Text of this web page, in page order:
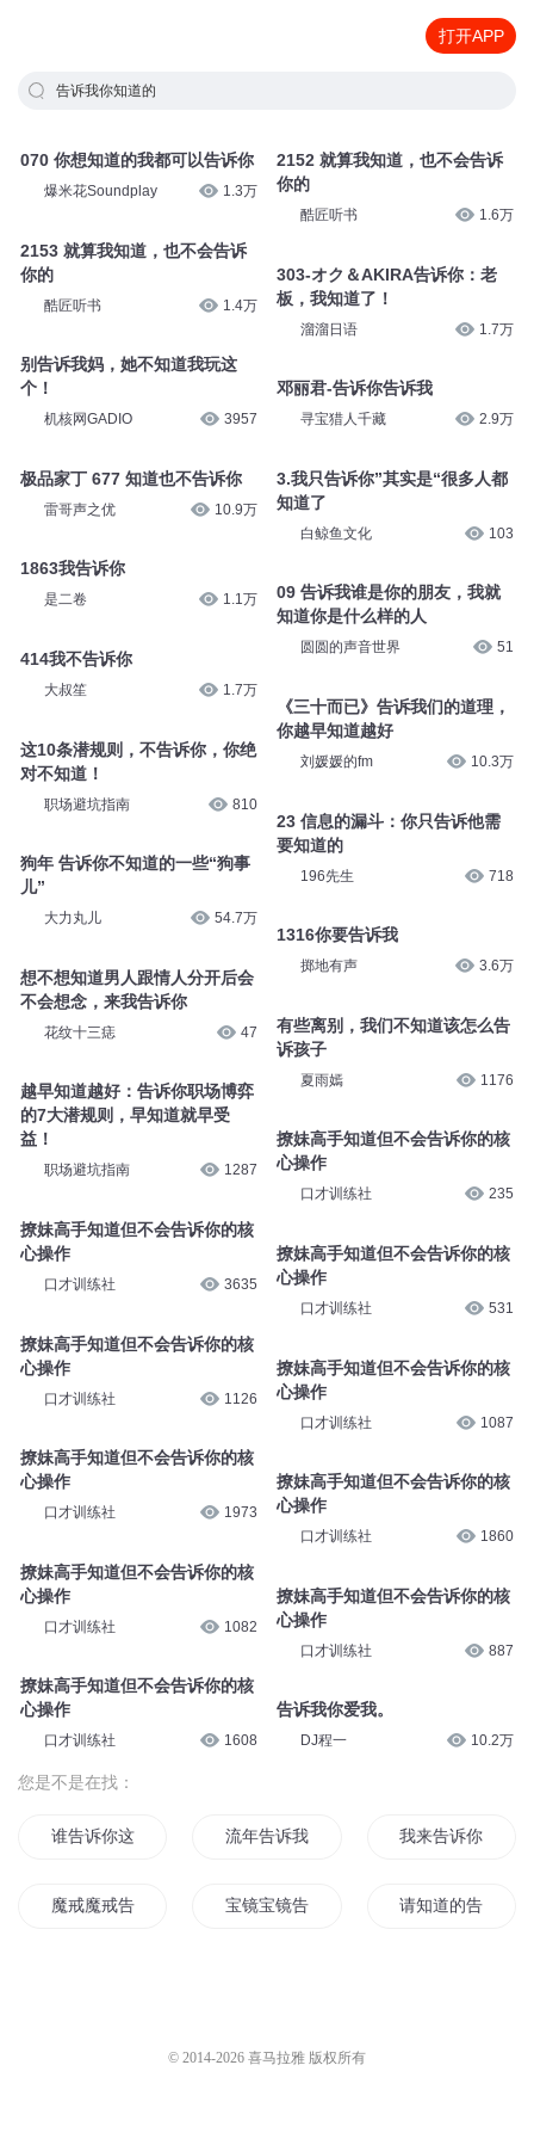
打开APP
告诉我你知道的
070 你想知道的我都可以告诉你
爆米花Soundplay 1.3万
2153 就算我知道，也不会告诉
你的
酷匠听书 1.4万
别告诉我妈，她不知道我玩这
个！
机核网GADIO 3957
极品家丁 677 知道也不告诉你
雷哥声之优 10.9万
1863我告诉你
是二卷 1.1万
414我不告诉你
大叔笙 1.7万
这10条潜规则，不告诉你，你绝
对不知道！
职场避坑指南 810
狗年 告诉你不知道的一些“狗事
儿”
大力丸儿 54.7万
想不想知道男人跟情人分开后会
不会想念，来我告诉你
花纹十三痣 47
越早知道越好：告诉你职场博弈
的7大潜规则，早知道就早受
益！
职场避坑指南 1287
撩妹高手知道但不会告诉你的核
心操作
口才训练社 3635
撩妹高手知道但不会告诉你的核
心操作
口才训练社 1126
撩妹高手知道但不会告诉你的核
心操作
口才训练社 1973
撩妹高手知道但不会告诉你的核
心操作
口才训练社 1082
撩妹高手知道但不会告诉你的核
心操作
口才训练社 1608
2152 就算我知道，也不会告诉
你的
酷匠听书 1.6万
303-オク＆AKIRA告诉你：老
板，我知道了！
溜溜日语 1.7万
邓丽君-告诉你告诉我
寻宝猎人千藏 2.9万
3.我只告诉你”其实是“很多人都
知道了
白鲸鱼文化 103
09 告诉我谁是你的朋友，我就
知道你是什么样的人
圆圆的声音世界 51
《三十而已》告诉我们的道理，
你越早知道越好
刘媛媛的fm 10.3万
23 信息的漏斗：你只告诉他需
要知道的
196先生 718
1316你要告诉我
掷地有声 3.6万
有些离别，我们不知道该怎么告
诉孩子
夏雨嫣 1176
撩妹高手知道但不会告诉你的核
心操作
口才训练社 235
撩妹高手知道但不会告诉你的核
心操作
口才训练社 531
撩妹高手知道但不会告诉你的核
心操作
口才训练社 1087
撩妹高手知道但不会告诉你的核
心操作
口才训练社 1860
撩妹高手知道但不会告诉你的核
心操作
口才训练社 887
告诉我你爱我。
DJ程一 10.2万
您是不是在找：
谁告诉你这个是无限的 流年告诉我们 我来告诉你
魔戒魔戒告诉我 宝镜宝镜告诉我 请知道的告诉不
© 2014-2026 喜马拉雅 版权所有